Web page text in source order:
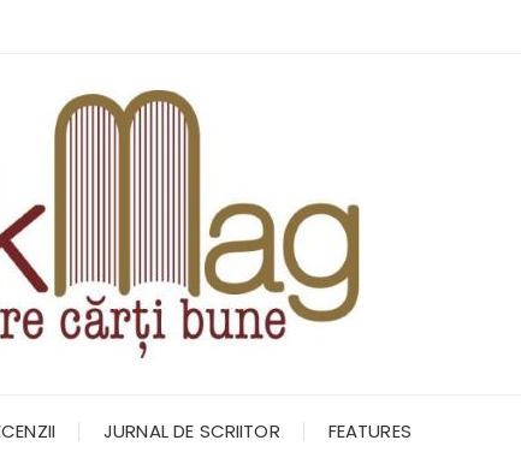
JURNAL DE SCRIITOR FEATURES